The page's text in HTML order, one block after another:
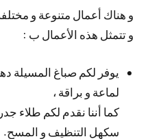
و هناك أعمال متنوعة و
و تتمثل هذه الأعمال ب :
يوفر لكم صباغ المسيلة
لماعة و براقة ،
كما أننا نقدم لكم طلاء
سكهل التنظيف و المسح.